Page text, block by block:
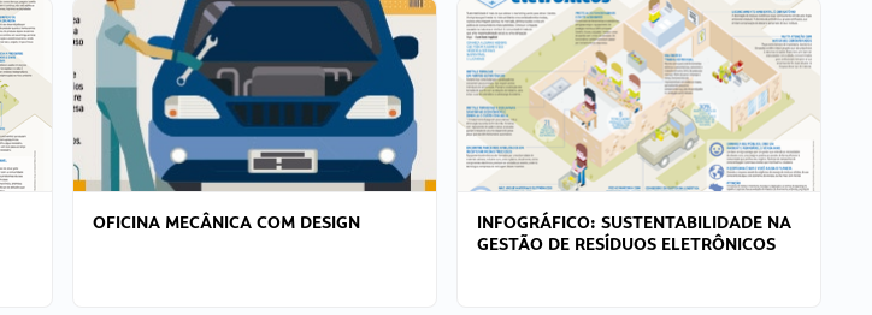
OFICINA MECÂNICA COM DESIGN
INFOGRÁFICO: SUSTENTABILIDADE NA
GESTÃO DE RESÍDUOS ELETRÔNICOS